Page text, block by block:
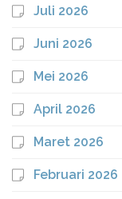
Juli 2026
Juni 2026
Mei 2026
April 2026
Maret 2026
Februari 2026